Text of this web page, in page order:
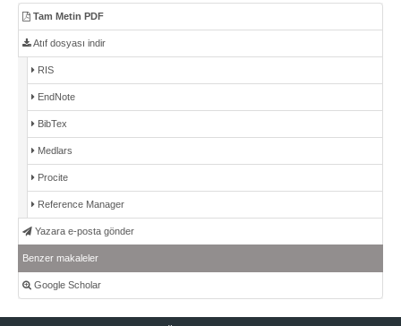
Tam Metin PDF
Atıf dosyası indir
RIS
EndNote
BibTex
Medlars
Procite
Reference Manager
Yazara e-posta gönder
Benzer makaleler
Google Scholar